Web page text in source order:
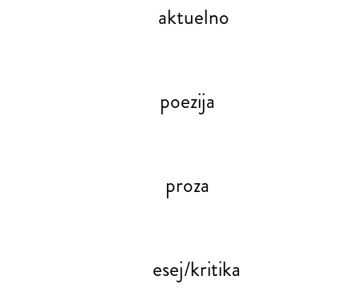
aktuelno
poezija
proza
esej/kritika